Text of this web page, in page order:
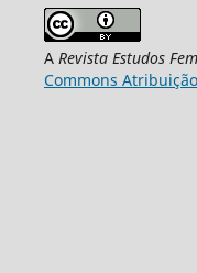
A Revista Estudos
Commons